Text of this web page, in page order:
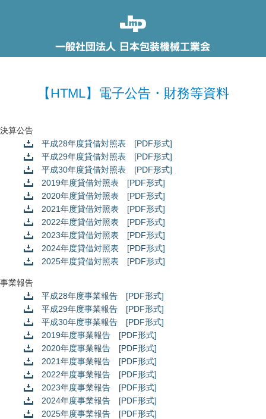
【HTML】電子公告・財務等資料
決算公告
平成28年度貸借対照表 [PDF形式]
平成29年度貸借対照表 [PDF形式]
平成30年度貸借対照表 [PDF形式]
2019年度貸借対照表 [PDF形式]
2020年度貸借対照表 [PDF形式]
2021年度貸借対照表 [PDF形式]
2022年度貸借対照表 [PDF形式]
2023年度貸借対照表 [PDF形式]
2024年度貸借対照表 [PDF形式]
2025年度貸借対照表 [PDF形式]
事業報告
平成28年度事業報告 [PDF形式]
平成29年度事業報告 [PDF形式]
平成30年度事業報告 [PDF形式]
2019年度事業報告 [PDF形式]
2020年度事業報告 [PDF形式]
2021年度事業報告 [PDF形式]
2022年度事業報告 [PDF形式]
2023年度事業報告 [PDF形式]
2024年度事業報告 [PDF形式]
2025年度事業報告 [PDF形式]